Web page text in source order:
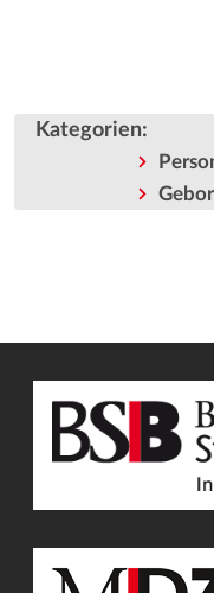
Kategorien: